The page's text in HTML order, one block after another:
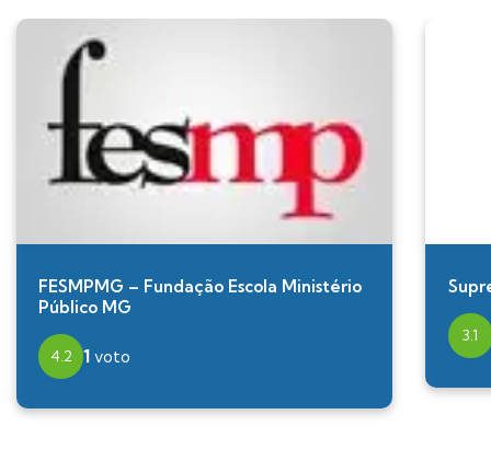
FESMPMG – Fundação Escola Ministério
Público MG
4.2 1 voto
3.1